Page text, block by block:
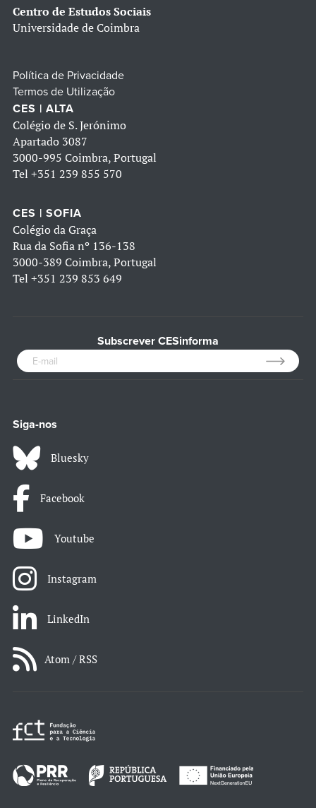
Centro de Estudos Sociais
Universidade de Coimbra
Política de Privacidade
Termos de Utilização
CES | ALTA
Colégio de S. Jerónimo
Apartado 3087
3000-995 Coimbra, Portugal
Tel +351 239 855 570
CES | SOFIA
Colégio da Graça
Rua da Sofia nº 136-138
3000-389 Coimbra, Portugal
Tel +351 239 853 649
Subscrever CESinforma
Siga-nos
Bluesky
Facebook
Youtube
Instagram
LinkedIn
Atom / RSS